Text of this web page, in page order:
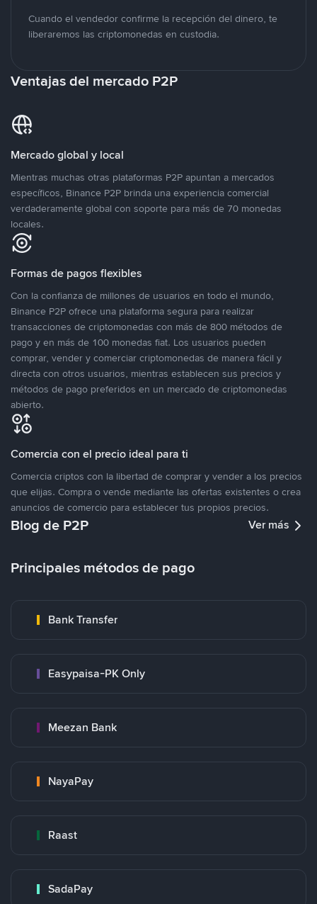
Cuando el vendedor confirme la recepción del dinero, te
liberaremos las criptomonedas en custodia.
Ventajas del mercado P2P
Mercado global y local
Mientras muchas otras plataformas P2P apuntan a mercados
específicos, Binance P2P brinda una experiencia comercial
verdaderamente global con soporte para más de 70 monedas
locales.
Formas de pagos flexibles
Con la confianza de millones de usuarios en todo el mundo,
Binance P2P ofrece una plataforma segura para realizar
transacciones de criptomonedas con más de 800 métodos de
pago y en más de 100 monedas fiat. Los usuarios pueden
comprar, vender y comerciar criptomonedas de manera fácil y
directa con otros usuarios, mientras establecen sus precios y
métodos de pago preferidos en un mercado de criptomonedas
abierto.
Comercia con el precio ideal para ti
Comercia criptos con la libertad de comprar y vender a los precios
que elijas. Compra o vende mediante las ofertas existentes o crea
anuncios de comercio para establecer tus propios precios.
Blog de P2P Ver más
Principales métodos de pago
Bank Transfer
Easypaisa-PK Only
Meezan Bank
NayaPay
Raast
SadaPay